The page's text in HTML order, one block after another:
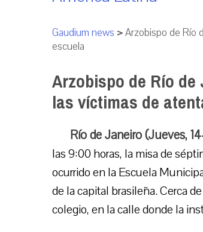
Gaudium news >Arzobispo de Río
escuela
Arzobispo de Río
las víctimas de
Río de Janeiro (Jueves,
las 9:00 horas, la misa de
ocurrido en la Escuela
de la capital brasileña. Cerca
colegio, en la calle donde la